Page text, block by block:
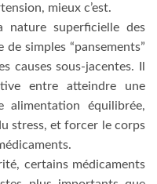
mieux c’est.
nature superficielle des
simples “pansements”
causes sous-jacentes. Il
entre atteindre une
alimentation équilibrée,
stress, et forcer le corps
certains médicaments